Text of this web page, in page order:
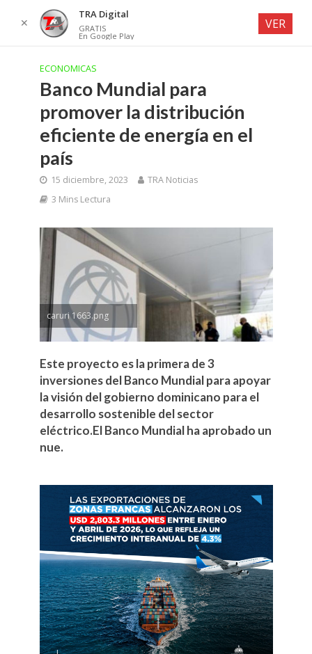
ECONOMICAS
Banco Mundial para
promover la distribución
eficiente de energía en el
país
15 diciembre, 2023
TRA Noticias
3 Mins Lectura
caruri 1663.png
Este proyecto es la primera de 3
inversiones del Banco Mundial para apoyar
la visión del gobierno dominicano para el
desarrollo sostenible del sector
eléctrico.El Banco Mundial ha aprobado un
nue.
✕
TRA Digital
GRATIS
En Google Play
VER